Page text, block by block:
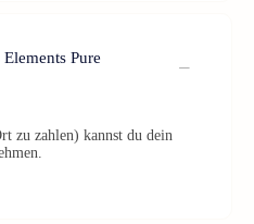
Pure
zu zahlen) kannst du dein